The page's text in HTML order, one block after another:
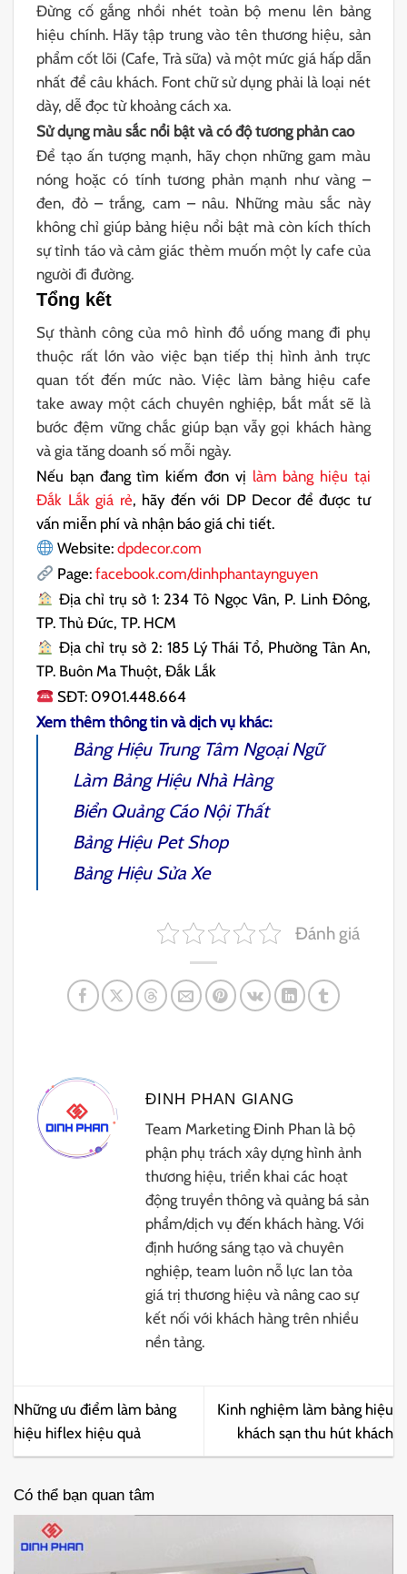
Đừng cố gắng nhồi nhét toàn bộ menu lên bảng
hiệu chính. Hãy tập trung vào tên thương hiệu, sản
phẩm cốt lõi (Cafe, Trà sữa) và một mức giá hấp dẫn
nhất để câu khách. Font chữ sử dụng phải là loại nét
dày, dễ đọc từ khoảng cách xa.
Sử dụng màu sắc nổi bật và có độ tương phản cao
Để tạo ấn tượng mạnh, hãy chọn những gam màu
nóng hoặc có tính tương phản mạnh như vàng –
đen, đỏ – trắng, cam – nâu. Những màu sắc này
không chỉ giúp bảng hiệu nổi bật mà còn kích thích
sự tỉnh táo và cảm giác thèm muốn một ly cafe của
người đi đường.
Tổng kết
Sự thành công của mô hình đồ uống mang đi phụ
thuộc rất lớn vào việc bạn tiếp thị hình ảnh trực
quan tốt đến mức nào. Việc làm bảng hiệu cafe
take away một cách chuyên nghiệp, bắt mắt sẽ là
bước đệm vững chắc giúp bạn vẫy gọi khách hàng
và gia tăng doanh số mỗi ngày.
Nếu bạn đang tìm kiếm đơn vị làm bảng hiệu tại
Đắk Lắk giá rẻ, hãy đến với DP Decor để được tư
vấn miễn phí và nhận báo giá chi tiết.
Website: dpdecor.com
Page: facebook.com/dinhphantaynguyen
Địa chỉ trụ sở 1: 234 Tô Ngọc Vân, P. Linh Đông,
TP. Thủ Đức, TP. HCM
Địa chỉ trụ sở 2: 185 Lý Thái Tổ, Phường Tân An,
TP. Buôn Ma Thuột, Đắk Lắk
SĐT: 0901.448.664
Xem thêm thông tin và dịch vụ khác:
Bảng Hiệu Trung Tâm Ngoại Ngữ
Làm Bảng Hiệu Nhà Hàng
Biển Quảng Cáo Nội Thất
Bảng Hiệu Pet Shop
Bảng Hiệu Sửa Xe
Đánh giá
ĐINH PHAN GIANG
Team Marketing Đinh Phan là bộ
phận phụ trách xây dựng hình ảnh
thương hiệu, triển khai các hoạt
động truyền thông và quảng bá sản
phẩm/dịch vụ đến khách hàng. Với
định hướng sáng tạo và chuyên
nghiệp, team luôn nỗ lực lan tỏa
giá trị thương hiệu và nâng cao sự
kết nối với khách hàng trên nhiều
nền tảng.
Những ưu điểm làm bảng
hiệu hiflex hiệu quả
Kinh nghiệm làm bảng hiệu
khách sạn thu hút khách
Có thể bạn quan tâm